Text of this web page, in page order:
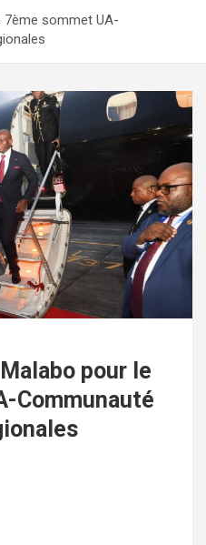
7ème sommet UA-
pour le
Communauté